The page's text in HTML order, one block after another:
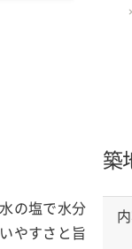
の塩で水分
やすさと旨
築